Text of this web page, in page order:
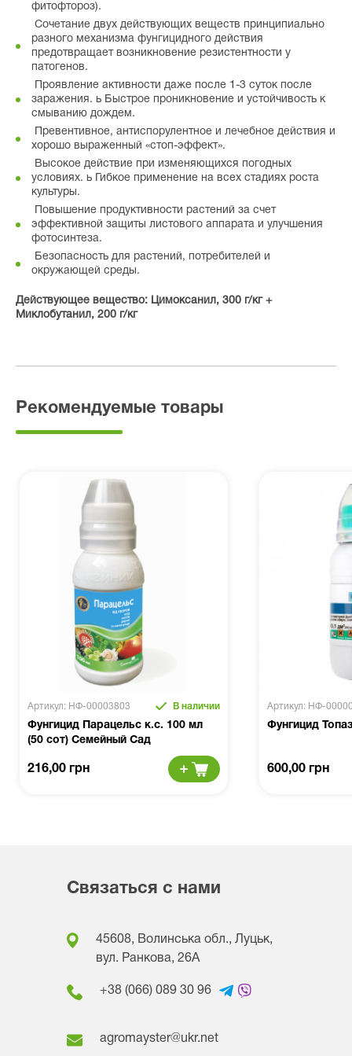
фитофтороз).
Сочетание двух действующих веществ принципиально
разного механизма фунгицидного действия
предотвращает возникновение резистентности у
патогенов.
Проявление активности даже после 1-3 суток после
заражения. ь Быстрое проникновение и устойчивость к
смыванию дождем.
Превентивное, антиспорулентное и лечебное действия и
хорошо выраженный «стоп-эффект».
Высокое действие при изменяющихся погодных
условиях. ь Гибкое применение на всех стадиях роста
культуры.
Повышение продуктивности растений за счет
эффективной защиты листового аппарата и улучшения
фотосинтеза.
Безопасность для растений, потребителей и
окружающей среды.
Действующее вещество: Цимоксанил, 300 г/кг +
Миклобутанил, 200 г/кг
Рекомендуемые товары
Артикул: НФ-00003803 В наличии
Фунгицид Парацельс к.с. 100 мл
(50 сот) Семейный Сад
216,00 грн
Артикул: НФ-
Фунгицид
600,00 грн
Связаться с нами
45608, Волинська обл., Луцьк,
вул. Ранкова, 26A
+38 (066) 089 30 96
agromayster@ukr.net